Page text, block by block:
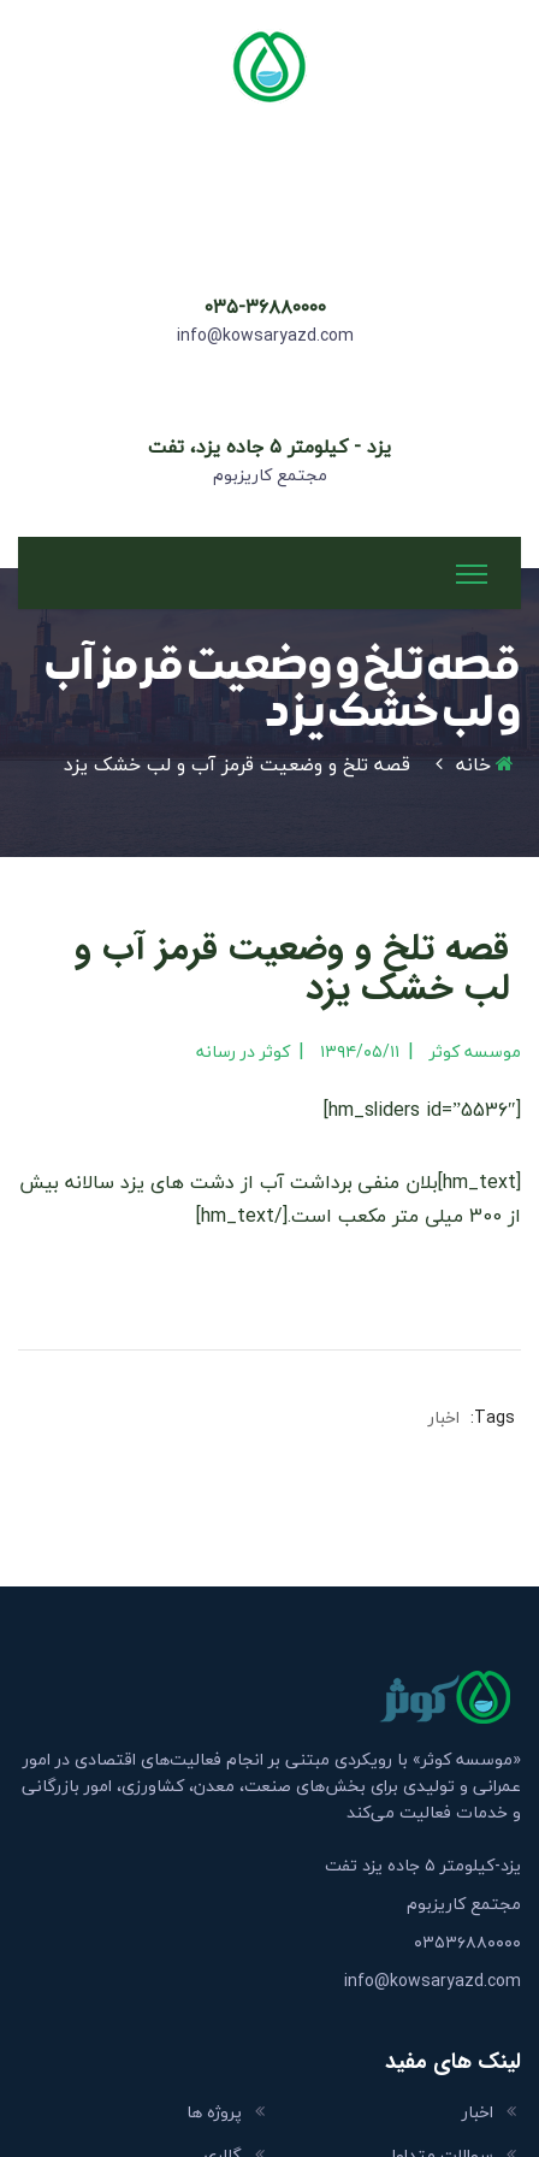
۰۳۵-۳۶۸۸۰۰۰۰
info@kowsaryazd.com
یزد - کیلومتر ۵ جاده یزد، تفت
مجتمع کاریزبوم
قصه تلخ و وضعیت قرمز آب
و لب خشک یزد
خانه قصه تلخ و وضعیت قرمز آب و لب خشک یزد
قصه تلخ و وضعیت قرمز آب و
لب خشک یزد
موسسه کوثر | ۱۳۹۴/۰۵/۱۱ | کوثر در رسانه
[hm_sliders id=”5536″]
[hm_text]بلان منفی برداشت آب از دشت های یزد سالانه بیش
از 300 میلی متر مکعب است.[/hm_text]
Tags: اخبار
«موسسه کوثر» با رویکردی مبتنی بر انجام فعالیت‌های اقتصادی در امور
عمرانی و تولیدی برای بخش‌های صنعت، معدن، کشاورزی، امور بازرگانی
و خدمات فعالیت می‌کند
یزد-کیلومتر ۵ جاده یزد تفت
مجتمع کاریزبوم
۰۳۵۳۶۸۸۰۰۰۰
info@kowsaryazd.com
لینک های مفید
پروژه ها
اخبار